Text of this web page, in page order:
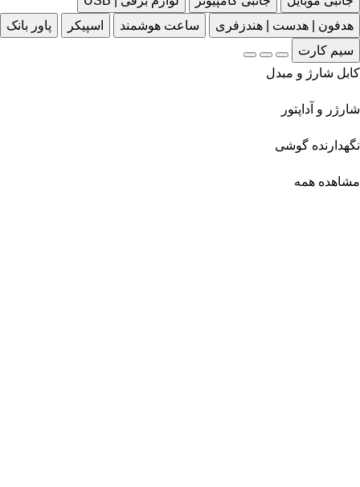
هدفون | هدست | هندزفری
ساعت هوشمند اسپیکر
پاور بانک
سیم کارت
کابل شارژ و مبدل
شارژر و آداپتور
نگهدارنده گوشی
مشاهده همه